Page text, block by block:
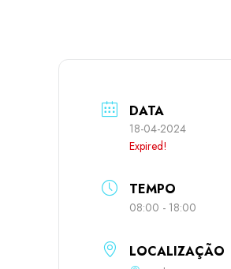
DATA
18-04-2024
Expired!
TEMPO
08:00 - 18:00
LOCALIZAÇÃO